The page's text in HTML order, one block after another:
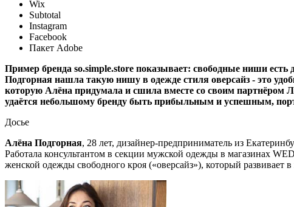
Wix
Subtotal
Instagram
Facebook
Пакет Adobe
Пример бренда so.simple.store показывает: свободные ниши
Подгорная нашла такую нишу в одежде стиля оверсайз - это
которую Алёна придумала и сшила вместе со своим партнёром
удаётся небольшому бренду быть прибыльным и успешным,
Досье
Алёна Подгорная, 28 лет, дизайнер-предприниматель из
Работала консультантом в секции мужской одежды в магазинах
женской одежды свободного кроя («оверсайз»), который развивает в